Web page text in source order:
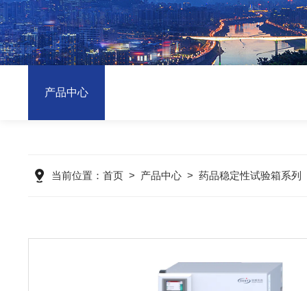
产品中心
当前位置： 首页> 产品中心> 药品稳定性试验箱系列